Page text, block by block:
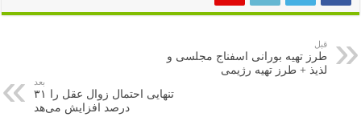
قبل
طرز تهیه بورانی اسفناج مجلسی و
لذیذ + طرز تهیه رژیمی
بعد
تنهایی احتمال زوال عقل را ۳۱
درصد افزایش می‌هد